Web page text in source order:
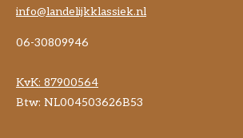
info@landelijkklassiek.nl
06-30809946
KvK: 87900564
Btw: NL004503626B53